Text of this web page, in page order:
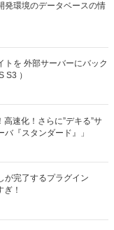
発環境のデータベースの情
を 外部サーバーにバック
S3 ）
速化！さらに”デキる”サ
『スタンダード』」
が完了するプラグイン
！